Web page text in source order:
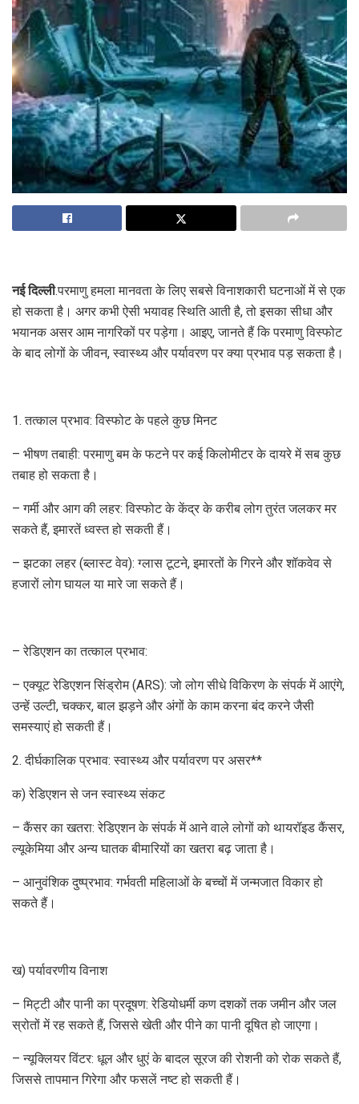
नई दिल्ली.परमाणु हमला मानवता के लिए सबसे विनाशकारी घटनाओं में से एक
हो सकता है। अगर कभी ऐसी भयावह स्थिति आती है, तो इसका सीधा और
भयानक असर आम नागरिकों पर पड़ेगा। आइए, जानते हैं कि परमाणु विस्फोट
के बाद लोगों के जीवन, स्वास्थ्य और पर्यावरण पर क्या प्रभाव पड़ सकता है।
1. तत्काल प्रभाव: विस्फोट के पहले कुछ मिनट
– भीषण तबाही: परमाणु बम के फटने पर कई किलोमीटर के दायरे में सब कुछ
तबाह हो सकता है।
– गर्मी और आग की लहर: विस्फोट के केंद्र के करीब लोग तुरंत जलकर मर
सकते हैं, इमारतें ध्वस्त हो सकती हैं।
– झटका लहर (ब्लास्ट वेव): ग्लास टूटने, इमारतों के गिरने और शॉकवेव से
हजारों लोग घायल या मारे जा सकते हैं।
– रेडिएशन का तत्काल प्रभाव:
– एक्यूट रेडिएशन सिंड्रोम (ARS): जो लोग सीधे विकिरण के संपर्क में आएंगे,
उन्हें उल्टी, चक्कर, बाल झड़ने और अंगों के काम करना बंद करने जैसी
समस्याएं हो सकती हैं।
2. दीर्घकालिक प्रभाव: स्वास्थ्य और पर्यावरण पर असर**
क) रेडिएशन से जन स्वास्थ्य संकट
– कैंसर का खतरा: रेडिएशन के संपर्क में आने वाले लोगों को थायरॉइड कैंसर,
ल्यूकेमिया और अन्य घातक बीमारियों का खतरा बढ़ जाता है।
– आनुवंशिक दुष्प्रभाव: गर्भवती महिलाओं के बच्चों में जन्मजात विकार हो
सकते हैं।
ख) पर्यावरणीय विनाश
– मिट्टी और पानी का प्रदूषण: रेडियोधर्मी कण दशकों तक जमीन और जल
स्रोतों में रह सकते हैं, जिससे खेती और पीने का पानी दूषित हो जाएगा।
– न्यूक्लियर विंटर: धूल और धुएं के बादल सूरज की रोशनी को रोक सकते हैं,
जिससे तापमान गिरेगा और फसलें नष्ट हो सकती हैं।